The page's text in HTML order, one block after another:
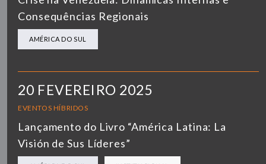
Consequências Regionais
AMÉRICA DO SUL
20 FEVEREIRO 2025
EVENTOS HÍBRIDOS
Lançamento do Livro “América Latina: La
Visión de Sus Líderes”